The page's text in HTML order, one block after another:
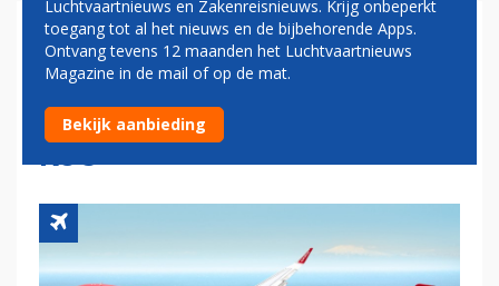
IJSLANDSE PRIJSVECHTER
PLAY STAAKT ALLE
VLUCHTEN: REIZIGERS IN DE
KOU
Luchtvaartnieuws en Zakenreisnieuws. Krijg onbeperkt
toegang tot al het nieuws en de bijbehorende Apps.
Ontvang tevens 12 maanden het Luchtvaartnieuws
Magazine in de mail of op de mat.
Bekijk aanbieding